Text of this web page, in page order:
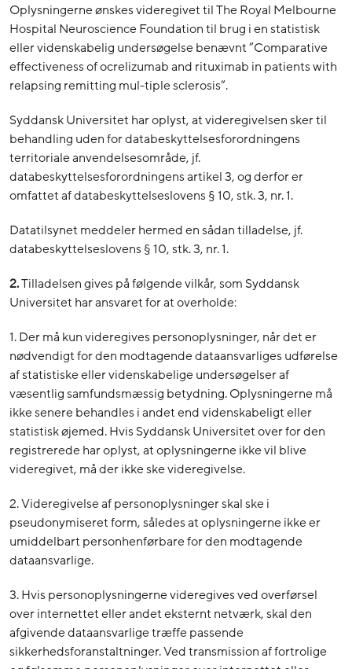
Oplysningerne ønskes videregivet til The Royal Melbourne
Hospital Neuroscience Foundation til brug i en statistisk
eller videnskabelig undersøgelse benævnt ”Comparative
effectiveness of ocrelizumab and rituximab in patients with
relapsing remitting mul-tiple sclerosis”.
Syddansk Universitet har oplyst, at videregivelsen sker til
behandling uden for databeskyttelsesforordningens
territoriale anvendelsesområde, jf.
databeskyttelsesforordningens artikel 3, og derfor er
omfattet af databeskyttelseslovens § 10, stk. 3, nr. 1.
Datatilsynet meddeler hermed en sådan tilladelse, jf.
databeskyttelseslovens § 10, stk. 3, nr. 1.
2.Tilladelsen gives på følgende vilkår, som Syddansk
Universitet har ansvaret for at overholde:
1. Der må kun videregives personoplysninger, når det er
nødvendigt for den modtagende dataansvarliges udførelse
af statistiske eller videnskabelige undersøgelser af
væsentlig samfundsmæssig betydning. Oplysningerne må
ikke senere behandles i andet end videnskabeligt eller
statistisk øjemed. Hvis Syddansk Universitet over for den
registrerede har oplyst, at oplysningerne ikke vil blive
videregivet, må der ikke ske videregivelse.
2. Videregivelse af personoplysninger skal ske i
pseudonymiseret form, således at oplysningerne ikke er
umiddelbart personhenførbare for den modtagende
dataansvarlige.
3. Hvis personoplysningerne videregives ved overførsel
over internettet eller andet eksternt netværk, skal den
afgivende dataansvarlige træffe passende
sikkerhedsforanstaltninger. Ved transmission af fortrolige